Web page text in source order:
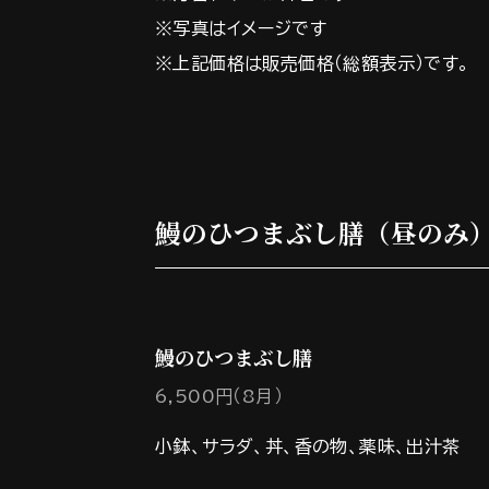
※写真はイメージです
※上記価格は販売価格（総額表示）です。
鰻のひつまぶし膳（昼のみ
鰻のひつまぶし膳
6,500円（8月）
小鉢、サラダ、丼、香の物、薬味、出汁茶